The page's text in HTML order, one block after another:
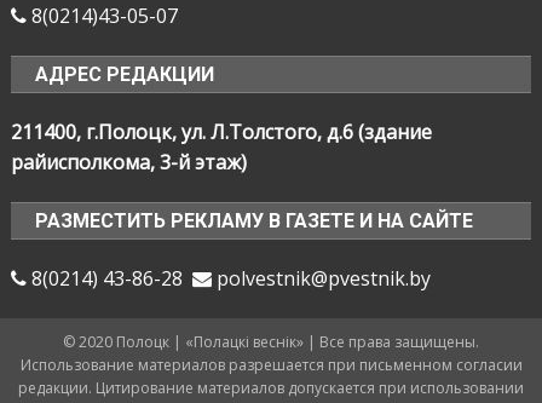
8(0214)43-05-07
АДРЕС РЕДАКЦИИ
211400, г.Полоцк, ул. Л.Толстого, д.6 (здание
райисполкома, 3-й этаж)
РАЗМЕСТИТЬ РЕКЛАМУ В ГАЗЕТЕ И НА САЙТЕ
8(0214) 43-86-28 polvestnik@pvestnik.by
© 2020 Полоцк | «Полацкі веснік» | Все права защищены.
Использование материалов разрешается при письменном согласии
редакции. Цитирование материалов допускается при использовании